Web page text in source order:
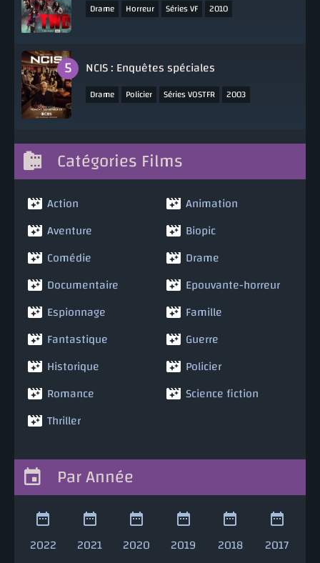
Drame Horreur Séries VF 2010
NCIS : Enquêtes spéciales
Drame Policier Séries VOSTFR 2003
Catégories Films
Action
Animation
Aventure
Biopic
Comédie
Drame
Documentaire
Epouvante-horreur
Espionnage
Famille
Fantastique
Guerre
Historique
Policier
Romance
Science fiction
Thriller
Par Année
2022 2021 2020 2019 2018 2017